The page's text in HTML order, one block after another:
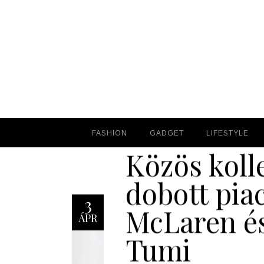
FASHION
FASHION GADGET
GADGET LIFESTYLE
LIFESTYLE
3
ÁPR
Közös
dobott
McLaren
Tumi